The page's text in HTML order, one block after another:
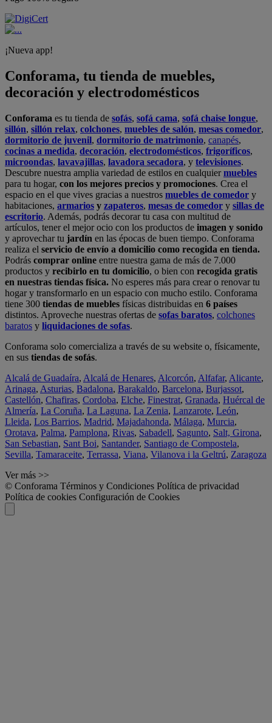
¡Nueva app!
Conforama, tu tienda de muebles,
decoración y electrodomésticos
Conforama es tu tienda de sofás, sofá cama, sofá chaise longue,
sillón, sillón relax, colchones, muebles de salón, mesas comedor,
dormitorio de juvenil, dormitorio de matrimonio, canapés,
cocinas a medida, decoración, electrodomésticos, frigoríficos,
microondas, lavavajillas, lavadora secadora, y televisiones.
Descubre nuestra amplia variedad de estilos en cualquiermuebles
para tu hogar, con los mejores precios y promociones. Crea el
espacio en el que vives gracias a nuestros muebles de comedor y
habitaciones, armarios y zapateros, mesas de comedor y sillas de
escritorio. Además, podrás decorar tu casa con multitud de
artículos, tener el mejor ocio con los productos de imagen y sonido
y aprovechar tu jardín en las épocas de buen tiempo. Conforama
realiza el servicio de envío a domicilio como recogida en tienda.
Podrás comprar online entre nuestra gama de más de 7.000
productos y recibirlo en tu domicilio, o bien con recogida gratis
en nuestras tiendas física. No esperes más para crear o renovar tu
hogar y transformarlo en un espacio con mucho estilo. Conforama
tiene 300 tiendas de muebles físicas distribuidas en 6 países
distintos. Aproveche nuestras ofertas de sofas baratos, colchones
baratos y liquidaciones de sofas.
Conforama solo comercializa a través de su website o, físicamente,
en sus tiendas de sofás.
Alcalá de Guadaíra, Alcalá de Henares, Alcorcón, Alfafar, Alicante,
Arinaga, Asturias, Badalona, Barakaldo, Barcelona, Burjassot,
Castellón, Chafiras, Cordoba, Elche, Finestrat, Granada, Huércal de
Almería, La Coruña, La Laguna, La Zenia, Lanzarote, León,
Lleida, Los Barrios, Madrid, Majadahonda, Málaga, Murcia,
Orotava, Palma, Pamplona, Rivas, Sabadell, Sagunto, Salt, Girona,
San Sebastian, Sant Boi, Santander, Santiago de Compostela,
Sevilla, Tamaraceite, Terrassa, Viana, Vilanova i la Geltrú, Zaragoza
Ver más >>
© Conforama Términos y Condiciones Política de privacidad
Política de cookies Configuración de Cookies